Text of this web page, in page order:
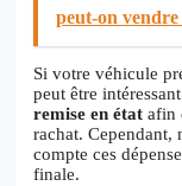
peut-on
Si votre véhicule
peut être
remise en état afin
rachat. Cependant,
compte ces
finale.